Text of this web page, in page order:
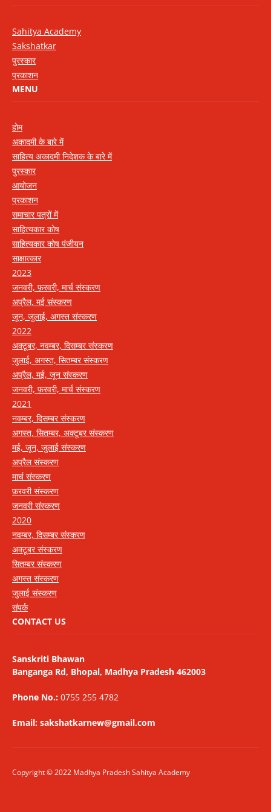
Sahitya Academy
Sakshatkar
पुरस्कार
प्रकाशन
MENU
होम
अकादमी के बारे में
साहित्य अकादमी निदेशक के बारे में
पुरस्कार
आयोजन
प्रकाशन
समाचार पत्रों में
साहित्यकार कोष
साहित्यकार कोष पंजीयन
साक्षात्कार
2023
जनवरी, फ़रवरी, मार्च संस्करण
अप्रैल, मई संस्करण
जून, जुलाई, अगस्त संस्करण
2022
अक्टूबर, नवम्बर, दिसम्बर संस्करण
जुलाई, अगस्त, सितम्बर संस्करण
अप्रैल, मई, जून संस्करण
जनवरी, फ़रवरी, मार्च संस्करण
2021
नवम्बर, दिसम्बर संस्करण
अगस्त, सितम्बर, अक्टूबर संस्करण
मई, जून, जुलाई संस्करण
अप्रैल संस्करण
मार्च संस्करण
फ़रवरी संस्करण
जनवरी संस्करण
2020
नवम्बर, दिसम्बर संस्करण
अक्टूबर संस्करण
सितम्बर संस्करण
अगस्त संस्करण
जुलाई संस्करण
संपर्क
CONTACT US
Sanskriti Bhawan
Banganga Rd, Bhopal, Madhya Pradesh 462003
Phone No.: 0755 255 4782
Email: sakshatkarnew@gmail.com
Copyright © 2022 Madhya Pradesh Sahitya Academy